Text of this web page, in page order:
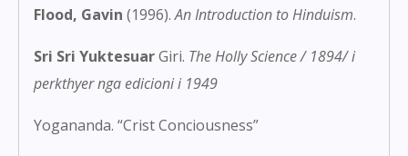
Flood, Gavin (1996).An Introduction to Hinduism.
Sri Sri YuktesuarGiri. The Holly Science / 1894/ i
perkthyer nga edicioni i 1949
Yogananda. “Crist Conciousness”